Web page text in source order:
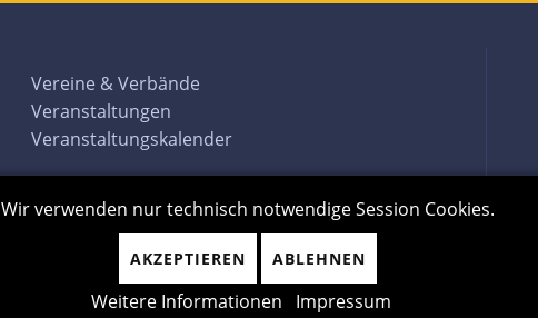
Vereine & Verbände
Veranstaltungen
Veranstaltungskalender
Wir verwenden nur technisch notwendige Session Cookies.
AKZEPTIEREN ABLEHNEN
Weitere Informationen Impressum